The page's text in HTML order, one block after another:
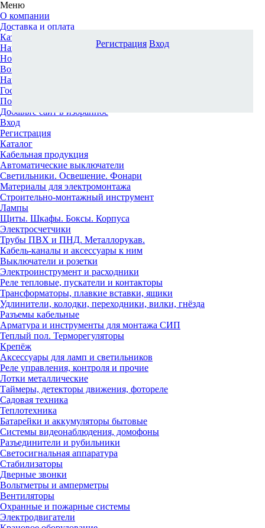
Меню
О компании
Доставка и оплата
Каталог
Наши офисы
Новости и новинки
Вопрос-ответ
Наша команда
Гос. заказчикам
Поставщикам
Добавьте сайт в избранное
Вход
Регистрация
Каталог
Кабельная продукция
Автоматические выключатели
Светильники. Освещение. Фонари
Материалы для электромонтажа
Строительно-монтажный инструмент
Лампы
Щиты. Шкафы. Боксы. Корпуса
Электросчетчики
Трубы ПВХ и ПНД. Металлорукав.
Кабель-каналы и аксессуары к ним
Выключатели и розетки
Электроинструмент и расходники
Реле тепловые, пускатели и контакторы
Трансформаторы, плавкие вставки, ящики
Удлинители, колодки, переходники, вилки, гнёзда
Разъемы кабельные
Арматура и инструменты для монтажа СИП
Теплый пол. Терморегуляторы
Крепёж
Аксессуары для ламп и светильников
Реле управления, контроля и прочие
Лотки металлические
Таймеры, детекторы движения, фотореле
Садовая техника
Теплотехника
Батарейки и аккумуляторы бытовые
Системы видеонаблюдения, домофоны
Разъединители и рубильники
Светосигнальная аппаратура
Стабилизаторы
Дверные звонки
Вольтметры и амперметры
Вентиляторы
Охранные и пожарные системы
Электродвигатели
Регистрация Вход